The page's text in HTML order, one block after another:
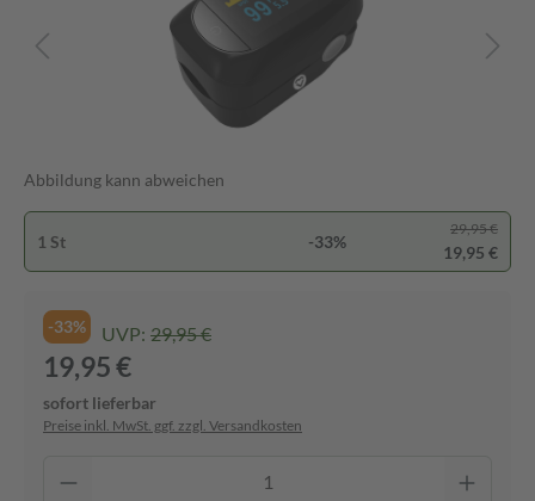
Abbildung kann abweichen
1 St -33%
29,95 €
19,95 €
-33% UVP: 29,95 €
19,95 €
sofort lieferbar
Preise inkl. MwSt. ggf. zzgl. Versandkosten